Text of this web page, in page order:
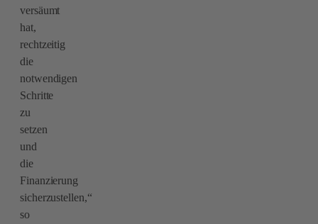
versäumt
hat,
rechtzeitig
die
notwendigen
Schritte
zu
setzen
und
die
Finanzierung
sicherzustellen,“
so